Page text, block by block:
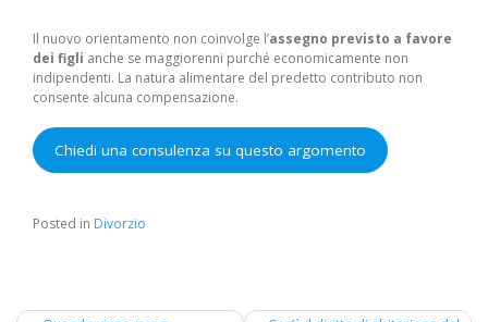
Il nuovo orientamento non coinvolge l’assegno previsto a favore
dei figli anche se maggiorenni purché economicamente non
indipendenti. La natura alimentare del predetto contributo non
consente alcuna compensazione.
Chiedi una consulenza su questo argomento
Posted in Divorzio